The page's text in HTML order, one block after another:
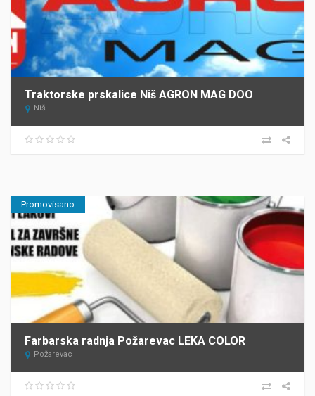
Traktorske prskalice Niš AGRON MAG DOO
Niš
Promovisano
Farbarska radnja Požarevac LEKA COLOR
Požarevac